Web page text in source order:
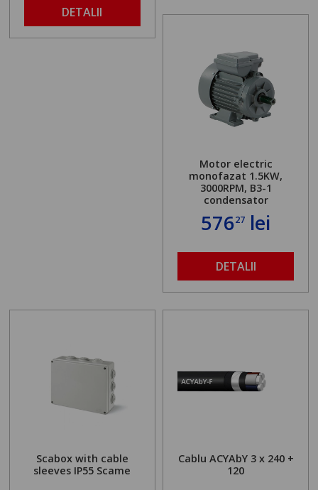
DETALII
Motor electric
monofazat 1.5KW,
3000RPM, B3-1
condensator
57627 lei
DETALII
Scabox with cable
sleeves IP55 Scame
Cablu ACYAbY 3 x 240 +
120